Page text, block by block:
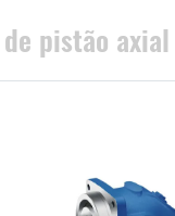
pistão axial